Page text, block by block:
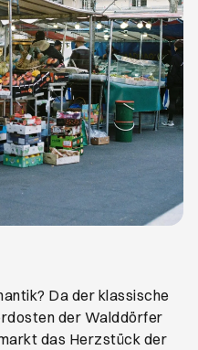
Da der klassische
der Walddörfer
das Herzstück der